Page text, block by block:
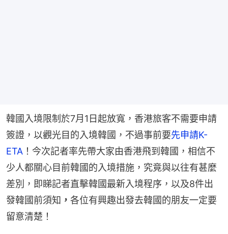
韓國入境限制於7月1日起放寬，香港旅客不需要申請
簽證，以觀光目的入境韓國，不過事前要先申請K-
ETA ！今次記者率先帶大家由香港飛到韓國，相信不
少人都關心目前韓國的入境措施，究竟與以往有甚麼
差別，即睇記者直擊韓國最新入境程序，以及8件出
發韓國前須知 ， 各位有興趣出發去韓國的朋友一定要
留意清楚！